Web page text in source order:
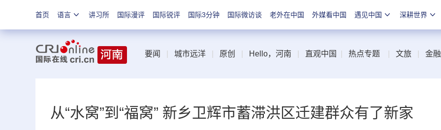
首页 语言 讲习所 国际漫评 国际锐评 国际3分钟 国际微访谈 老外在中国 外媒看中国 遇见中国 深耕世界
要闻 城市远洋 原创 Hello，河南 直观中国 热点专题 文旅 金融
从“水窝”到“福窝” 新乡卫辉市蓄滞洪区迁建群众有了新家